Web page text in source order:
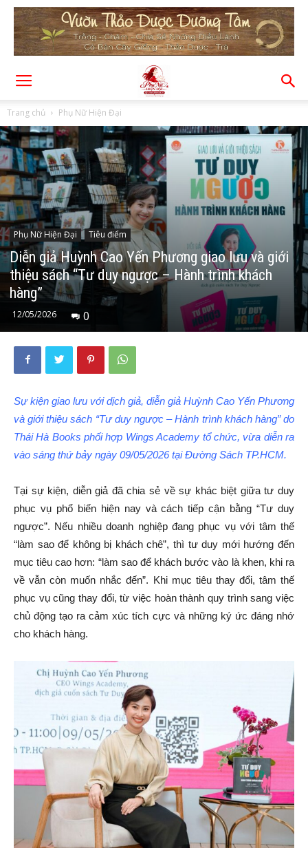
Trang chủ Phụ Nữ Hiện Đại
Phụ Nữ Hiện Đại Tiêu điểm
Diễn giả Huỳnh Cao Yến Phương giao lưu và giới
thiệu sách “Tư duy ngược – Hành trình khách
hàng”
12/05/2026 0
Sự kiện giao lưu với dịch giả, diễn giả Huỳnh Cao Yến Phương
và giới thiệu sách “Tư duy ngược – Hành trình khách hàng” do
Thái Hà Books phối hợp Wings Academy tổ chức, vừa diễn ra
vào sáng thứ bảy ngày 09/05/2026 tại Đường Sách TP.HCM.
Tại sự kiện, diễn giả đã chia sẻ về sự khác biệt giữa tư duy
phục vụ phổ biến hiện nay và cách tiếp cận bằng “Tư duy
ngược”. Nếu nhiều doanh nghiệp đang phục vụ với tâm thế
“làm sao để không bị khách chê”, thì tư duy mới hướng đến
mục tiêu cao hơn: “làm sao để khách bước vào là khen, khi ra
về vẫn còn muốn nhắc đến”. Khi mục tiêu thay đổi, tâm thế
phục vụ cũng thay đổi, từ việc hoàn thành quy trình sang việc
chủ động tạo ra cảm xúc tích cực và những ký ức đáng nhớ
cho khách hàng.